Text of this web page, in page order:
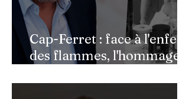
Cap-Ferret : face à l'enfer
des flammes, l'hommage
héros de l'ombre